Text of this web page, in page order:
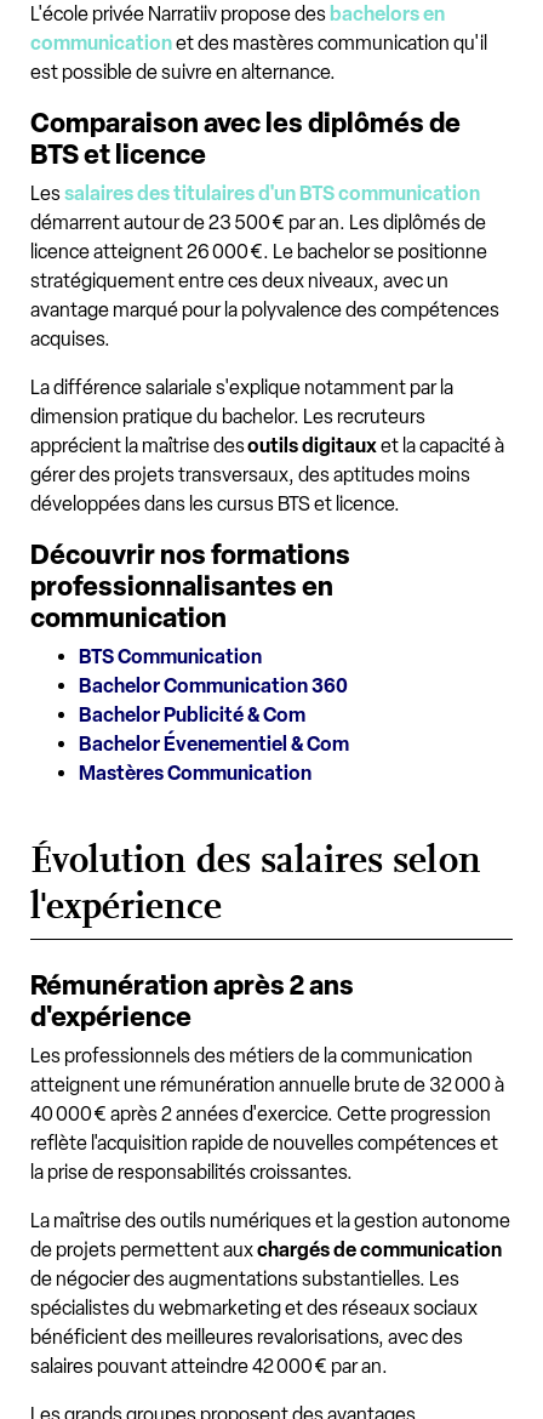
L'école privée Narratiiv propose des bachelors en
communicationet des mastères communication qu'il
est possible de suivre en alternance.
Comparaison avec les diplômés de
BTS et licence
Lessalaires des titulaires d'un BTS communication
démarrent autour de 23 500 € par an. Les diplômés de
licence atteignent 26 000 €. Le bachelor se positionne
stratégiquement entre ces deux niveaux, avec un
avantage marqué pour la polyvalence des compétences
acquises.
La différence salariale s'explique notamment par la
dimension pratique du bachelor. Les recruteurs
apprécient la maîtrise desoutils digitauxet la capacité à
gérer des projets transversaux, des aptitudes moins
développées dans les cursus BTS et licence.
Découvrir nos formations
professionnalisantes en
communication
BTS Communication
Bachelor Communication 360
Bachelor Publicité & Com
Bachelor Évenementiel & Com
Mastères Communication
Évolution des salaires selon
l'expérience
Rémunération après 2 ans
d'expérience
Les professionnels des métiers de la communication
atteignent une rémunération annuelle brute de 32 000 à
40 000 € après 2 années d'exercice. Cette progression
reflète l'acquisition rapide de nouvelles compétences et
la prise de responsabilités croissantes.
La maîtrise des outils numériques et la gestion autonome
de projets permettent auxchargés de communication
de négocier des augmentations substantielles. Les
spécialistes du webmarketing et des réseaux sociaux
bénéficient des meilleures revalorisations, avec des
salaires pouvant atteindre 42 000 € par an.